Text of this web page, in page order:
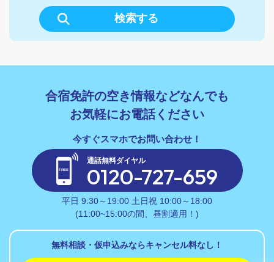
合宿免許の空き情報などなんでも
お気軽にお電話ください
通話無料ダイヤル
0120-727-659
平日 9:30～19:00 土日祝 10:00～18:00
(11:00~15:00の間、昼割適用！)
無料相談・仮申込みならキャンセル料なし！
検索する